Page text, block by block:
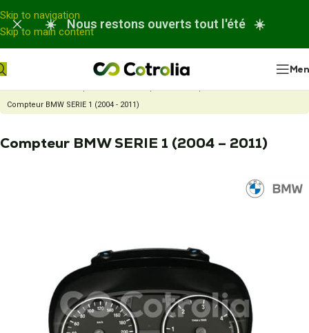
Panneau de gestion des cookies
Skip to navigation
Skip to main content
☀️ Nous restons ouverts tout l'été ☀️
Accueil Nos réparations
Réparation compteur automobile
Compteur BMW SERIE 1 (2004 - 2011)
Compteur BMW SERIE 1 (2004 – 2011)